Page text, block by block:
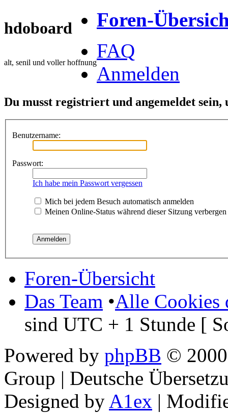
hdoboard
alt, senil und voller hoffnung
Foren-
FAQ
Anmelden
Du musst registriert und angemeldet sein,
Benutzername:
Passwort:
Ich habe mein Passwort vergessen
Mich bei jedem Besuch automatisch anmelden
Meinen Online-Status während dieser Sitzung verbergen
Foren-Übersicht
Das Team •Alle Cookies
sind UTC + 1 Stunde [
Powered by phpBB ©
Group | Deutsche
Designed by A1ex |